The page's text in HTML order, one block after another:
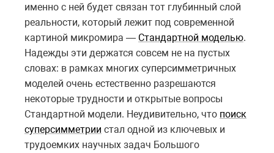
именно с ней будет связан тот глубинный слой
реальности, который лежит под современной
картиной микромира — Стандартной моделью.
Надежды эти держатся совсем не на пустых
словах: в рамках многих суперсимметричных
моделей очень естественно разрешаются
некоторые трудности и открытые вопросы
Стандартной модели. Неудивительно, что поиск
суперсимметрии стал одной из ключевых и
трудоемких научных задач Большого